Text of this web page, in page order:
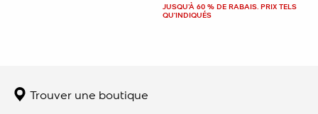
JUSQU’À 60 % DE RABAIS. PRIX TELS
QU'INDIQUÉS
Trouver une boutique